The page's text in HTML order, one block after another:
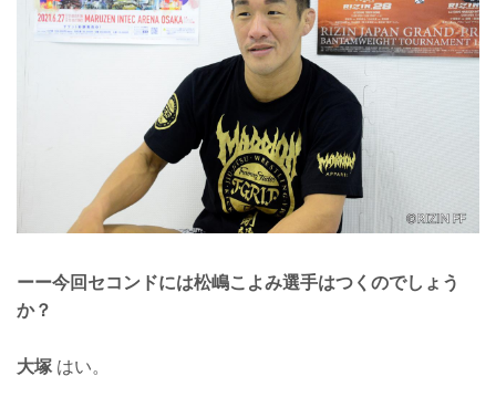
ーー今回セコンドには松嶋こよみ選手はつくのでしょう
か？
大塚 はい。